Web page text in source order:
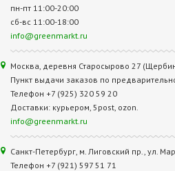
пн-пт 11:00-20:00
сб-вс 11:00-18:00
info@greenmarkt.ru
Москва, деревня Старосырово 27
Пункт выдачи заказов по
Телефон +7 (925) 320 59 20
Доставки: курьером, 5post, ozon.
info@greenmarkt.ru
Санкт-Петербург, м. Лиговский пр., ул.
Телефон +7 (921) 597 51 71